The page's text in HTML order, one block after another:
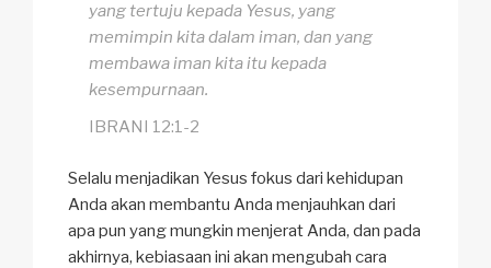
yang tertuju kepada Yesus, yang
memimpin kita dalam iman, dan yang
membawa iman kita itu kepada
kesempurnaan.
IBRANI 12:1-2
Selalu menjadikan Yesus fokus dari kehidupan
Anda akan membantu Anda menjauhkan dari
apa pun yang mungkin menjerat Anda, dan pada
akhirnya, kebiasaan ini akan mengubah cara